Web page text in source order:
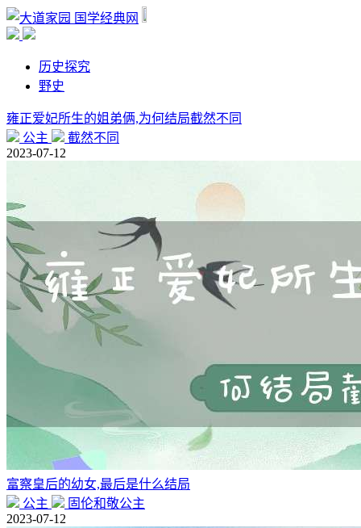
国学经典网
历史探究
野史
雍正爱妃所生的姐弟俩,为何结局截然不同
公主
截然不同
2023-07-12
富察皇后的幼女,最后是什么结局
公主
固伦和敬公主
2023-07-12